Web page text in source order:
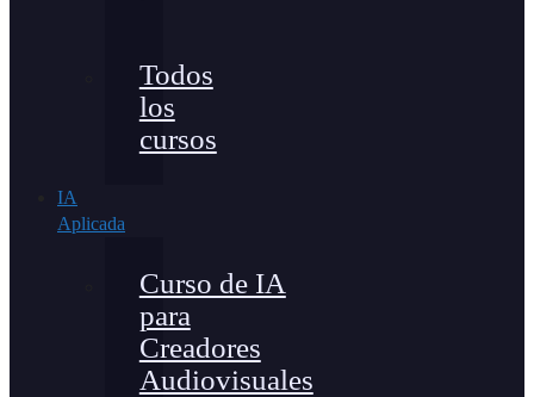
Todos
los
cursos
IA
Aplicada
Curso de IA
para
Creadores
Audiovisuales